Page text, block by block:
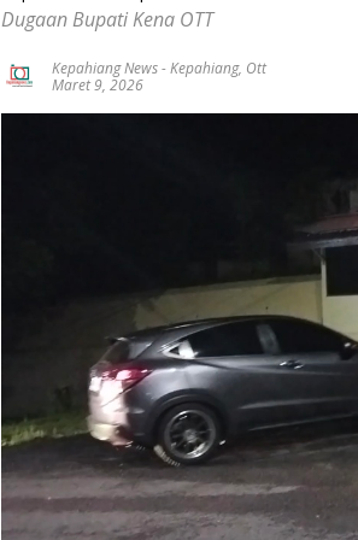
Dugaan Bupati Kena OTT
Kepahiang News-Kepahiang, Ott
Maret 9, 2026